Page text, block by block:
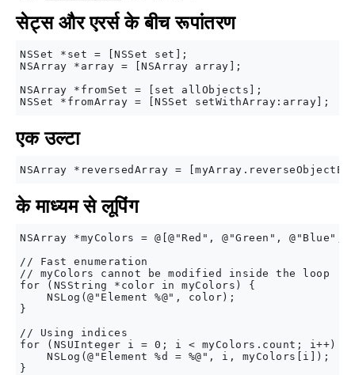
सेट्स और एरर्स के बीच रूपांतरण
NSSet *set = [NSSet set];
NSArray *array = [NSArray array];
NSArray *fromSet = [set allObjects];
एक उल्टा
के माध्यम से लूपिंग
NSArray *myColors = @[@"Red", @"Green", @"Blue",
// Fast enumeration
// myColors cannot be modified inside the loop
for (NSString *color in myColors) {
    NSLog(@"Element %@", color);
}
// Using indices
for (NSUInteger i = 0; i < myColors.count; i++) {
    NSLog(@"Element %d = %@", i, myColors[i]);
}